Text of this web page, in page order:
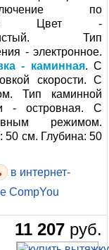
по
Цвет -
Тип
- электронное.
- каминная. С
скорости. С
Тип каминной
- островная. С
режимом.
50 см. Глубина: 50
в интернет-
CompYou
11 207 руб.